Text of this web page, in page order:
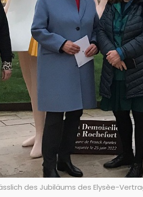
des Jubiläums des Elysèe-